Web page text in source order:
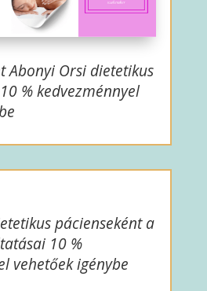
Abonyi Orsi dietetikus
% kedvezménnyel
pácienseként a
10 %
vehetőek igénybe